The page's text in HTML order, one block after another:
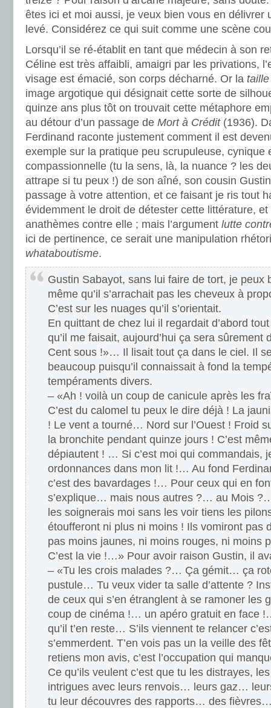
êtes ici et moi aussi, je veux bien vous en délivrer
levé. Considérez ce qui suit comme une scène
Lorsqu’il se ré-établit en tant que médecin à son
Céline est très affaibli, amaigri par les privations,
visage est émacié, son corps décharné. Or la
image argotique qui désignait cette sorte de
quinze ans plus tôt on trouvait cette métaphore
au détour d’un passage de Mort à Crédit(1936).
Ferdinand raconte justement comment il est
exemple sur la pratique peu scrupuleuse, cynique
compassionnelle (tu la sens, là, la nuance ? les
attrape si tu peux !) de son aîné, son cousin
passage à votre attention, et ce faisant je ris tout
évidemment le droit de détester cette littérature,
anathèmes contre elle ; mais l’argument lutte
ici de pertinence, ce serait une manipulation
whataboutisme.
Gustin Sabayot, sans lui faire de tort, je peux
même qu’il s’arrachait pas les cheveux à
C’est sur les nuages qu’il s’orientait.
En quittant de chez lui il regardait d’abord
qu’il me faisait, aujourd’hui ça sera sûrement
Cent sous !»… Il lisait tout ça dans le ciel. Il
beaucoup puisqu’il connaissait à fond la
tempéraments divers.
– «Ah ! voilà un coup de canicule après les
C’est du calomel tu peux le dire déjà ! La
! Le vent a tourné… Nord sur l’Ouest ! Froid
la bronchite pendant quinze jours ! C’est
dépiautent ! … Si c’est moi qui commandais,
ordonnances dans mon lit !… Au fond
c’est des bavardages !… Pour ceux qui en
s’explique… mais nous autres ?… au Mois
les soignerais moi sans les voir tiens les
étoufferont ni plus ni moins ! Ils vomiront pas
pas moins jaunes, ni moins rouges, ni moins
C’est la vie !…» Pour avoir raison Gustin, il
– «Tu les crois malades ?… Ça gémit… ça
pustule… Tu veux vider ta salle d’attente ?
de ceux qui s’en étranglent à se ramoner
coup de cinéma !… un apéro gratuit en face
qu’il t’en reste… S’ils viennent te relancer
s’emmerdent. T’en vois pas un la veille des
retiens mon avis, c’est l’occupation qui
Ce qu’ils veulent c’est que tu les distrayes,
intrigues avec leurs renvois… leurs gaz…
tu leur découvres des rapports… des